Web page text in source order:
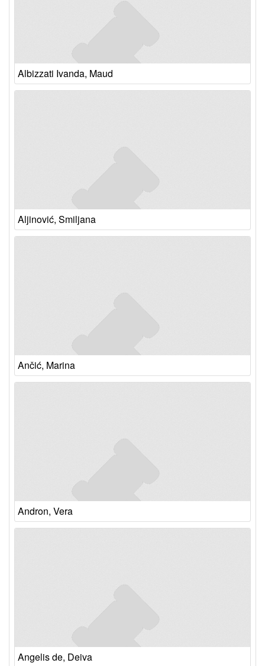
Albizzati Ivanda, Maud
Aljinović, Smiljana
Ančić, Marina
Andron, Vera
Angelis de, Deiva